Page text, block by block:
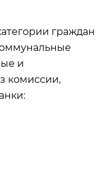
граждан
и
комиссии,